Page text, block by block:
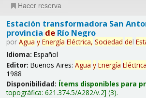
Hacer reserva
Estación transformadora San
provincia deRío Negro
por Agua y Energía Eléctrica, Sociedad del
Idioma: Español
Editor: Buenos Aires: Agua y Energía
1988
Disponibilidad: Ítems disponibles para
topográfica: 621.374.5/A282/v.2 (3).